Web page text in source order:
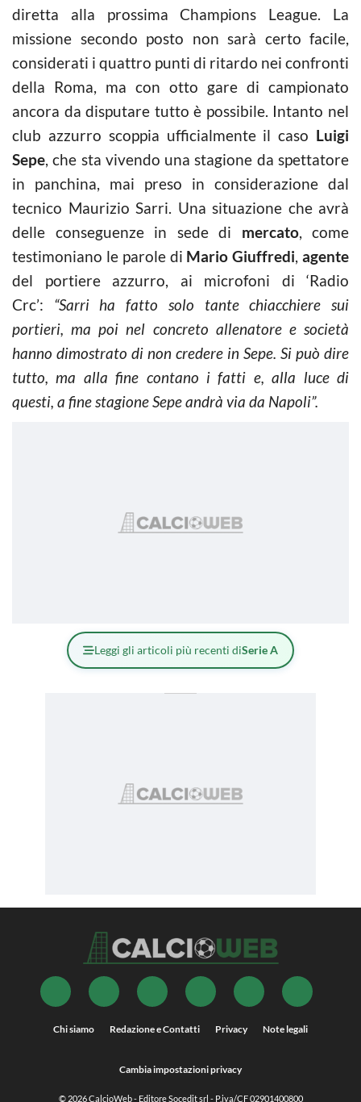
diretta alla prossima Champions League. La
missione secondo posto non sarà certo facile,
considerati i quattro punti di ritardo nei confronti
della Roma, ma con otto gare di campionato
ancora da disputare tutto è possibile. Intanto nel
club azzurro scoppia ufficialmente il caso Luigi
Sepe, che sta vivendo una stagione da spettatore
in panchina, mai preso in considerazione dal
tecnico Maurizio Sarri. Una situazione che avrà
delle conseguenze in sede di mercato, come
testimoniano le parole di Mario Giuffredi,agente
del portiere azzurro, ai microfoni di ‘Radio
Crc’: “Sarri ha fatto solo tante chiacchiere sui
portieri, ma poi nel concreto allenatore e società
hanno dimostrato di non credere in Sepe. Si può dire
tutto, ma alla fine contano i fatti e, alla luce di
questi, a fine stagione Sepe andrà via da Napoli”.
Leggi gli articoli più recenti diSerie A
Chi siamo Redazione e Contatti Privacy Note legali
Cambia impostazioni privacy
© 2026CalcioWeb- Editore Socedit srl - P.iva/CF 02901400800